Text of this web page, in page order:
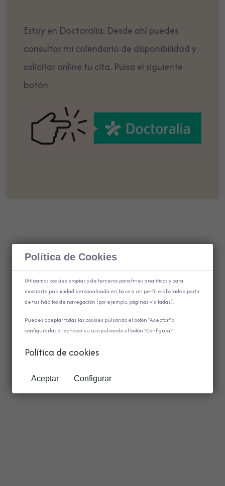
Estoy en Doctoralia. Desde ahí puedes
consultar mi calendario de disponibilidad y
solicitar online tu cita. Pulsa el siguiente
botón
Política de Cookies
Utilizamos cookies propias y de terceros para fines analíticos y para
mostrarte publicidad personalizada en base a un perfil elaborado a partir
de tus hábitos de navegación (por ejemplo, páginas visitadas).
Puedes aceptar todas las cookies pulsando el botón "Aceptar" o
configurarlas o rechazar su uso pulsando el botón "Configurar".
Política de cookies
Aceptar Configurar